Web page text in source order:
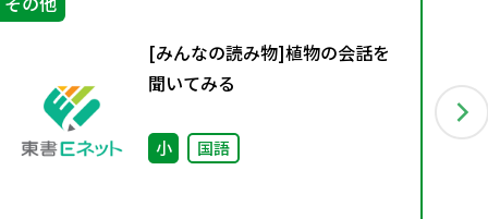
[みんなの読み物]植物の会話を
聞いてみる
小 国語